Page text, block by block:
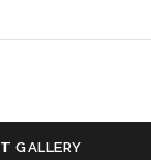
GALLERY